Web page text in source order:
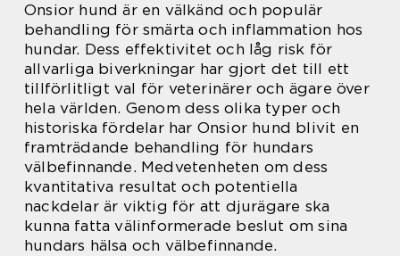
Onsior hund är en välkänd och populär
behandling för smärta och inflammation hos
hundar. Dess effektivitet och låg risk för
allvarliga biverkningar har gjort det till ett
tillförlitligt val för veterinärer och ägare över
hela världen. Genom dess olika typer och
historiska fördelar har Onsior hund blivit en
framträdande behandling för hundars
välbefinnande. Medvetenheten om dess
kvantitativa resultat och potentiella
nackdelar är viktig för att djurägare ska
kunna fatta välinformerade beslut om sina
hundars hälsa och välbefinnande.